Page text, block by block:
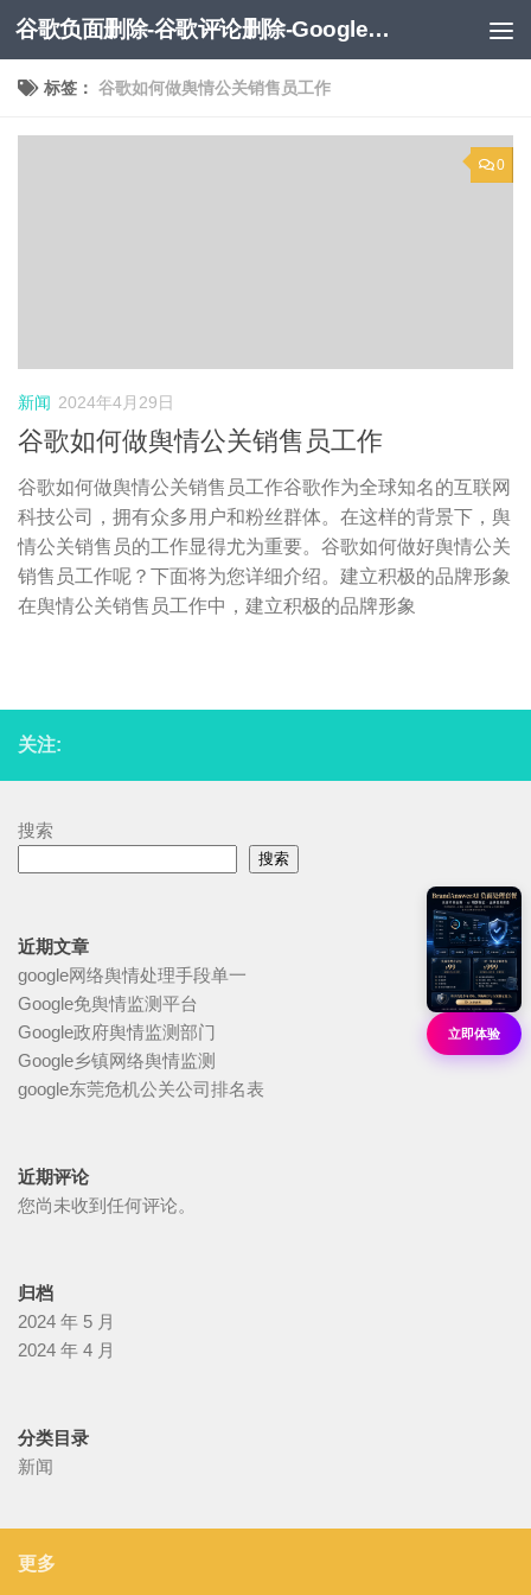
跳至内容 谷歌负面删除-谷歌评论删除-Google负面移除-Google负面评论删除
标签： 谷歌如何做舆情公关销售员工作
0
新闻 2024年4月29日
谷歌如何做舆情公关销售员工作
谷歌如何做舆情公关销售员工作谷歌作为全球知名的互联网
科技公司，拥有众多用户和粉丝群体。在这样的背景下，舆
情公关销售员的工作显得尤为重要。谷歌如何做好舆情公关
销售员工作呢？下面将为您详细介绍。建立积极的品牌形象
在舆情公关销售员工作中，建立积极的品牌形象
关注:
搜索
搜索
近期文章
google网络舆情处理手段单一
Google免舆情监测平台
Google政府舆情监测部门
Google乡镇网络舆情监测
google东莞危机公关公司排名表
近期评论
您尚未收到任何评论。
归档
2024 年 5 月
2024 年 4 月
分类目录
新闻
更多
立即体验